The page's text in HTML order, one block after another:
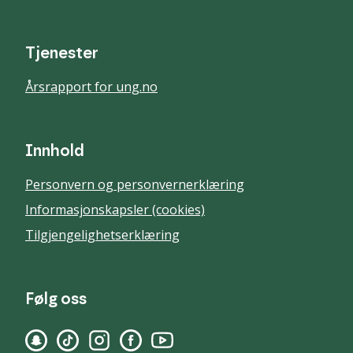
Tjenester
Årsrapport for ung.no
Innhold
Personvern og personvernerklæring
Informasjonskapsler (cookies)
Tilgjengelighetserklæring
Følg oss